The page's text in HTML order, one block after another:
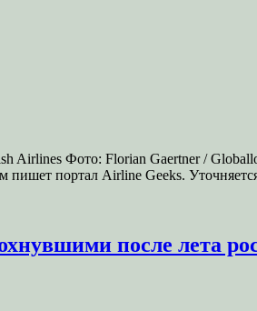
Airlines Фото: Florian Gaertner /
пишет портал Airline Geeks.
после лета